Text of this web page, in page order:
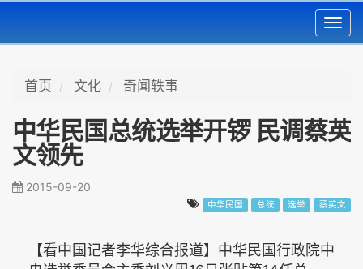
首页 文化 奇闻轶事
中华民国总统选举开锣 民调蔡英
文领先
2015-09-20
中华民国 总统 选举 蔡英文
【看中国记者李华综合报道】中华民国行政院中